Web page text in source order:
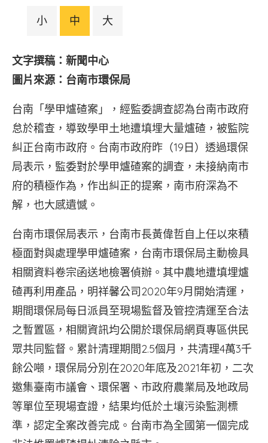
小 中 大
文字撰稿：新聞中心
圖片來源：台南市環保局
台南「學甲爐碴案」，經監委調查認為台南市政府
怠於稽查，導致學甲土地遭填埋大量爐碴，被監院
糾正台南市政府。台南市政府昨（19日）透過環保
局表示，監委對於學甲爐碴案的調查，未接納南市
府的積極作為，作出糾正的提案，南市府深為不
解，也大感遺憾。
台南市環保局表示，台南市長黃偉哲自上任以來積
極面對與處理學甲爐碴案，台南市環保局主動檢具
相關資料卷宗函送地檢署偵辦。其中農地遭填埋爐
碴再利用產品，明祥馨公司2020年9月開始清運，
期間環保局每日派員至現場監督及管控清運至合法
之暫置區，相關資訊均公開於環保局網頁專區供民
眾共同監督。累計清理期間2.5個月，共清理4萬3千
餘公噸，環保局分別在2020年底及2021年初，二次
邀集臺南市議會、環保署、市政府農業局及地政局
等單位至現場查證，結果均低於土壤污染監測標
準，認定全案改善完成。台南市為全國第一個完成